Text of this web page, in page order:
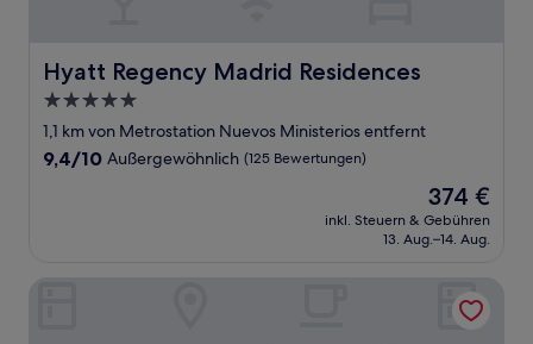
Hyatt Regency Madrid Residences
Hyatt Regency Madrid Residences
5.0-
Sterne-
Unterkunft
1,1 km von Metrostation Nuevos Ministerios entfernt
9.4
9,4/10 Außergewöhnlich (125 Bewertungen)
Der
Preis
beträgt
374 €
inkl. Steuern & Gebühren
13. Aug.–14. Aug.